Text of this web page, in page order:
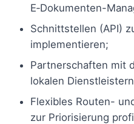
E‑Dokumenten-
Schnittstellen (API)
implementieren;
Partnerschaften mit
lokalen
Flexibles Routen-
zur Priorisierung